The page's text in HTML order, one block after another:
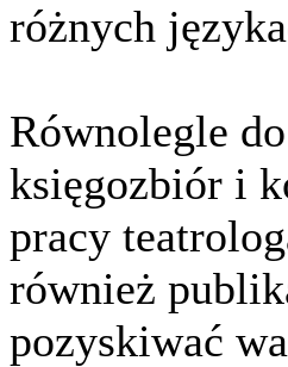
różnych
Równolegle
księgozbiór i
pracy
również
pozyskiwać